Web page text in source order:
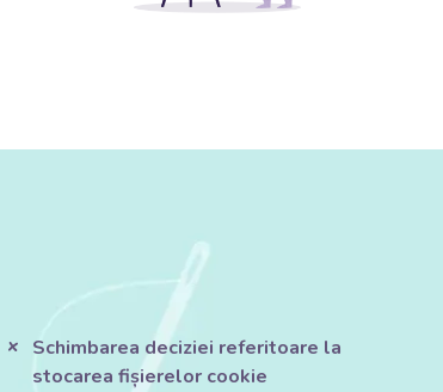
Schimbarea deciziei referitoare la
stocarea fișierelor cookie